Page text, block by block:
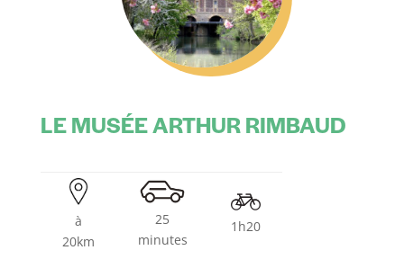
LE MUSÉE ARTHUR RIMBAUD
à
20km
25
minutes
1h20